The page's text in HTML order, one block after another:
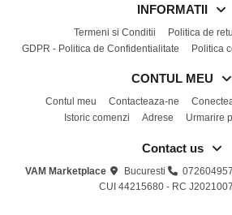
INFORMATII
Termeni si Conditii Politica de
GDPR - Politica de Confidentialitate
Politica
CONTUL MEU
Contul meu Contacteaza-ne
Istoric comenzi
Adrese Urmarire
Contact us
VAM Marketplace Bucuresti
CUI 44215680 - RC